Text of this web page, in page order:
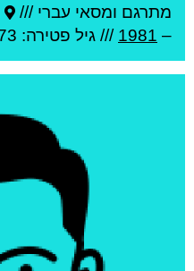
מתרגם ומסאי עברי ///
–
1981 /// גיל פטירה: 73